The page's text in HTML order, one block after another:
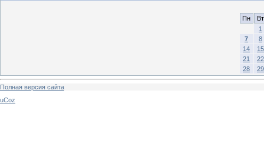
Пн
Вт
1
7
8
14
15
21
22
28
29
Полная версия сайта
uCoz